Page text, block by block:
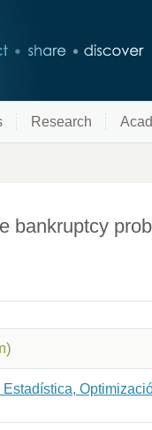
Research
bankruptcy